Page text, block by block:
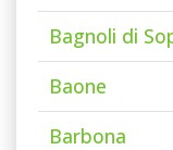
Bagnoli di
Baone
Barbona